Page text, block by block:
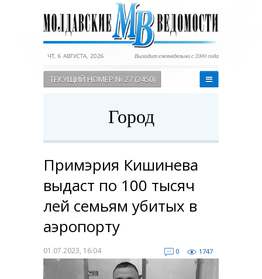
ЧТ, 6 АВГУСТА, 2026 Выходит еженедельно с 2000 года
ТЕКУЩИЙ НОМЕР № 27 (2450)
Город
Примэрия Кишинева
выдаст по 100 тысяч
лей семьям убитых в
аэропорту
01.07.2023, 16:04 0 1747